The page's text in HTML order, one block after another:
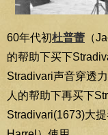
60年代初杜普蕾 （
的帮助下买下
Stradivari声音穿透
人的帮助下再买下
Stradivari(1673)大